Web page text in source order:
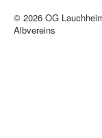
Suchen
© 2026 OG
Albvereins